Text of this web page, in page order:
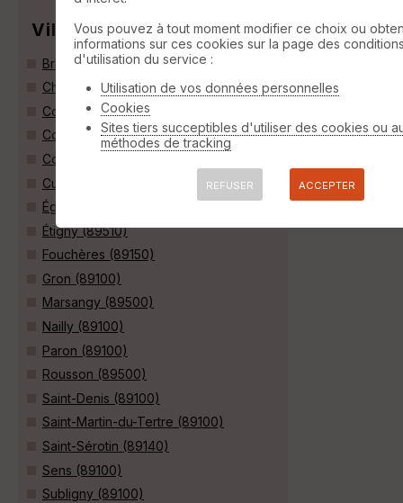
Villes
Brannay (89150)
Chaumot (89500)
Collemiers (89100)
Cornant (89500)
Courtois-sur-Yonne (89100)
Cuy (89140)
Égriselles-le-Bocage (89500)
Étigny (89510)
Fouchères (89150)
Gron (89100)
Marsangy (89500)
Nailly (89100)
Paron (89100)
Rousson (89500)
Saint-Denis (89100)
Saint-Martin-du-Tertre (89100)
Saint-Sérotin (89140)
Sens (89100)
Subligny (89100)
Vous pouvez à tout moment modifier ce choix ou
informations sur ces cookies sur la page des
d'utilisation du service :
Utilisation de vos données personnelles
Cookies
Sites tiers succeptibles d'utiliser des cookies ou
méthodes de tracking
REFUSER ACCEPTER